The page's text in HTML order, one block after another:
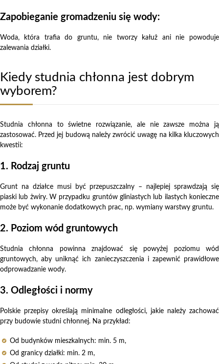
Zapobieganie gromadzeniu się wody:
Woda, która trafia do gruntu, nie tworzy kałuż ani nie powoduje
zalewania działki.
Kiedy studnia chłonna jest dobrym
wyborem?
Studnia chłonna to świetne rozwiązanie, ale nie zawsze można ją
zastosować. Przed jej budową należy zwrócić uwagę na kilka kluczowych
kwestii:
1. Rodzaj gruntu
Grunt na działce musi być przepuszczalny – najlepiej sprawdzają się
piaski lub żwiry. W przypadku gruntów gliniastych lub ilastych konieczne
może być wykonanie dodatkowych prac, np. wymiany warstwy gruntu.
2. Poziom wód gruntowych
Studnia chłonna powinna znajdować się powyżej poziomu wód
gruntowych, aby uniknąć ich zanieczyszczenia i zapewnić prawidłowe
odprowadzanie wody.
3. Odległości i normy
Polskie przepisy określają minimalne odległości, jakie należy zachować
przy budowie studni chłonnej. Na przykład:
Od budynków mieszkalnych: min. 5 m,
Od granicy działki: min. 2 m,